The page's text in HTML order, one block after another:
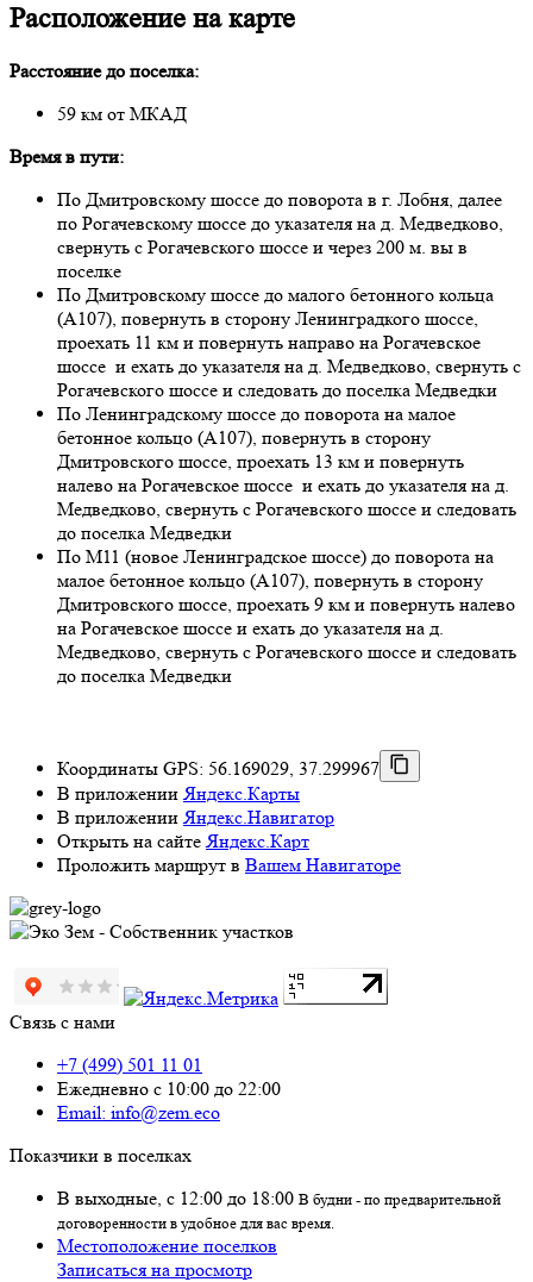
Расположение на карте
Расстояние до поселка:
59 км от МКАД
Время в пути:
По Дмитровскому шоссе до поворота в г. Лобня, далее
по Рогачевскому шоссе до указателя на д. Медведково,
свернуть с Рогачевского шоссе и через 200 м. вы в
поселке
По Дмитровскому шоссе до малого бетонного кольца
(А107), повернуть в сторону Ленинградкого шоссе,
проехать 11 км и повернуть направо на Рогачевское
шоссе и ехать до указателя на д. Медведково, свернуть с
Рогачевского шоссе и следовать до поселка Медведки
По Ленинградскому шоссе до поворота на малое
бетонное кольцо (А107), повернуть в сторону
Дмитровского шоссе, проехать 13 км и повернуть
налево на Рогачевское шоссе и ехать до указателя на д.
Медведково, свернуть с Рогачевского шоссе и следовать
до поселка Медведки
По М11 (новое Ленинградское шоссе) до поворота на
малое бетонное кольцо (А107), повернуть в сторону
Дмитровского шоссе, проехать 9 км и повернуть налево
на Рогачевское шоссе и ехать до указателя на д.
Медведково, свернуть с Рогачевского шоссе и следовать
до поселка Медведки
Координаты GPS: 56.169029, 37.299967
В приложенииЯндекс.Карты
В приложенииЯндекс.Навигатор
Открыть на сайтеЯндекс.Карт
Проложить маршрут в Вашем Навигаторе
Связь с нами
+7 (499) 501 11 01
Ежедневно с 10:00 до 22:00
Email: info@zem.eco
Показчики в поселках
В выходные, с 12:00 до 18:00 В будни - по предварительной
договоренности в удобное для вас время.
Местоположение поселков
Записаться на просмотр